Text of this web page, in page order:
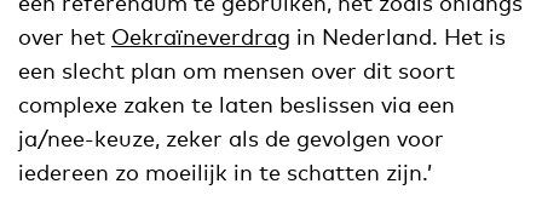
over het Oekraïneverdrag in Nederland. Het is
een slecht plan om mensen over dit soort
complexe zaken te laten beslissen via een
ja/nee-keuze, zeker als de gevolgen voor
iedereen zo moeilijk in te schatten zijn.’